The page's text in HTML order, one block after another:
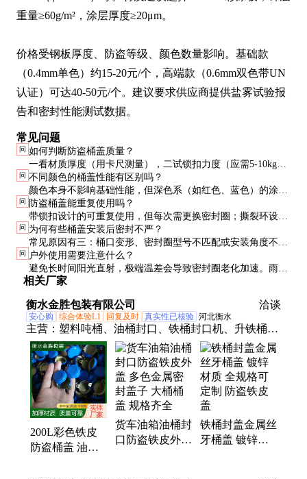
重量≥60g/m²，涂层厚度≥20μm。
价格受钢板厚度、防盗等级、颜色数量影响。基础款
（0.4mm单色）约15-20元/个，高端款（0.6mm双色带UN
认证）可达40-50元/个。建议要求供应商提供盐雾试验报
告和密封性能测试数据。
常见问题
问 如何判断防盗桶盖质量？
一看材质厚度（用卡尺测量），二试锁扣力度（应需5-10kg力
才能开启），三查密封圈弹性（按压后应快速回弹无永久变
形）。
问 不同颜色的桶盖性能有区别吗？
颜色本身不影响基础性能，但深色系（如红色、蓝色）的涂层
通常更厚，户外耐候性略优于浅色系。
问
防盗桶盖能重复使用吗？
带锁扣设计的可重复使用，但每次需更换密封圈；撕裂环设计
为一次性使用，开启后必须更换新盖。
问
为何有些桶盖安装后密封不严？
常见原因有三：桶口变形、密封圈型号不匹配或安装角度不
正。建议使用专用压盖工具确保均匀受力。
问
户外使用需要注意什么？
避免长时间阳光直射，极端温差会导致密封圈老化加速。雨季
应每月检查盖内有无积水，防止锈蚀。
相关厂家
衡水金胜包装有限公司 洽谈
安心购 综合体验L1 回复及时 真实性已核验 河北衡水
主营： 塑料吨桶、油桶封口、铁桶封口机、升铁桶
盖、铁桶封口盖、塑料封口盖
200L彩色铁皮
防盗桶盖 油桶
货车油箱油桶封
口防盗铁皮外盖
铁桶封盖金属丝
牙桶盖 镀锌材